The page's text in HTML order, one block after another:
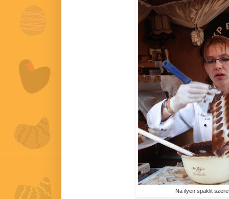
Na ilyen spaklit